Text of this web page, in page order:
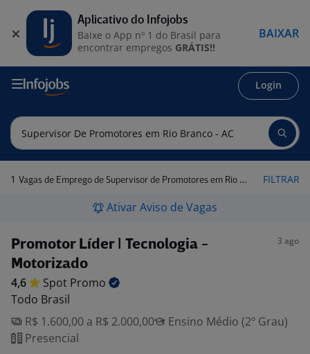
Login
1 Vagas de Emprego de Supervisor de Promotores em Rio Branco - AC FILTRAR
Ativar Aviso de Vagas
Promotor Líder | Tecnologia -
Motorizado
3 ago
4,6 Spot Promo
Todo Brasil
R$ 1.600,00 a R$ 2.000,00
Ensino Médio (2º Grau)
Presencial
Aplicativo do Infojobs
Baixe o App nº 1 do Brasil para
encontrar empregos GRÁTIS!!
BAIXAR